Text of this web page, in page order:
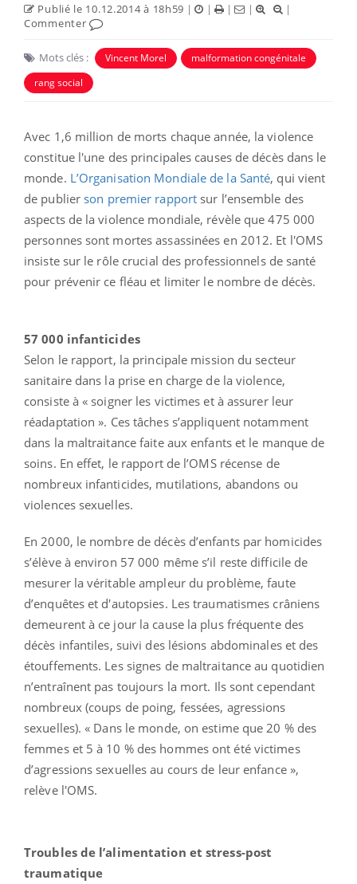
Publié le 10.12.2014 à 18h59 | | | |
|
Commenter
Mots clés : Vincent Morel
malformation congénitale
rang social
Avec 1,6 million de morts chaque année, la violence
constitue l'une des principales causes de décès dans le
monde. L’Organisation Mondiale de la Santé, qui vient
de publier son premier rapport sur l’ensemble des
aspects de la violence mondiale, révèle que 475 000
personnes sont mortes assassinées en 2012. Et l'OMS
insiste sur le rôle crucial des professionnels de santé
pour prévenir ce fléau et limiter le nombre de décès.
57 000 infanticides
Selon le rapport, la principale mission du secteur
sanitaire dans la prise en charge de la violence,
consiste à « soigner les victimes et à assurer leur
réadaptation ». Ces tâches s’appliquent notamment
dans la maltraitance faite aux enfants et le manque de
soins. En effet, le rapport de l’OMS récense de
nombreux infanticides, mutilations, abandons ou
violences sexuelles.
En 2000, le nombre de décès d’enfants par homicides
s’élève à environ 57 000 même s’il reste difficile de
mesurer la véritable ampleur du problème, faute
d’enquêtes et d'autopsies. Les traumatismes crâniens
demeurent à ce jour la cause la plus fréquente des
décès infantiles, suivi des lésions abdominales et des
étouffements. Les signes de maltraitance au quotidien
n’entraînent pas toujours la mort. Ils sont cependant
nombreux (coups de poing, fessées, agressions
sexuelles). « Dans le monde, on estime que 20 % des
femmes et 5 à 10 % des hommes ont été victimes
d’agressions sexuelles au cours de leur enfance »,
relève l'OMS.
Troubles de l’alimentation et stress-post
traumatique